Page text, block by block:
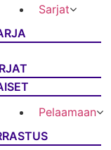
Sarjat
Pelaamaan